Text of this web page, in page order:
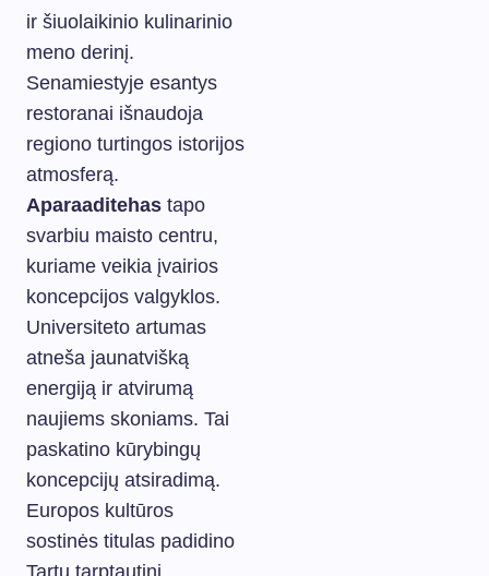
ir šiuolaikinio kulinarinio
meno derinį.
Senamiestyje esantys
restoranai išnaudoja
regiono turtingos istorijos
atmosferą.
Aparaaditehas tapo
svarbiu maisto centru,
kuriame veikia įvairios
koncepcijos valgyklos.
Universiteto artumas
atneša jaunatvišką
energiją ir atvirumą
naujiems skoniams. Tai
paskatino kūrybingų
koncepcijų atsiradimą.
Europos kultūros
sostinės titulas padidino
Tartu tarptautinį